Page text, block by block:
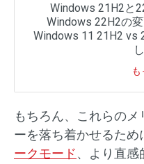
Windows 21H2と
Windows 22H2の
Windows 11 21H2 vs
も
もちろん、これらの
ーを落ち着かせるため
ークモード、より直感